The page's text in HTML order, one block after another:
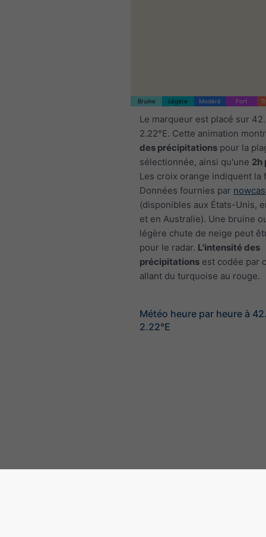
Bruine Légère Modéré Fort
Le marqueur est placé sur
2.22°E. Cette animation
des précipitations pour la
sélectionnée, ainsi qu'une 2h
Les croix orange indiquent la
Données fournies par
(disponibles aux États-Unis,
et en Australie). Une bruine
légère chute de neige peut
pour le radar. L'intensité des
précipitations est codée par
allant du turquoise au rouge.
Météo heure par heure à
2.22°E